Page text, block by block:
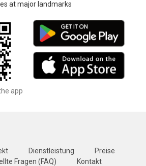
at major landmarks
app
Dienstleistung
Preise
Fragen (FAQ)
Kontakt